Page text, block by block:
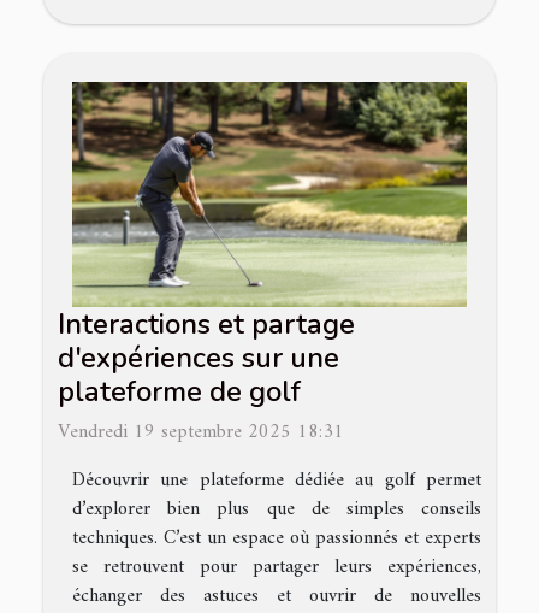
Interactions et partage
d'expériences sur une
plateforme de golf
Vendredi 19 septembre 2025 18:31
Découvrir une plateforme dédiée au golf permet
d’explorer bien plus que de simples conseils
techniques. C’est un espace où passionnés et experts
se retrouvent pour partager leurs expériences,
échanger des astuces et ouvrir de nouvelles